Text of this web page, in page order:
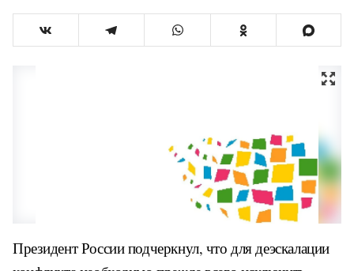
Президент России подчеркнул, что для деэскалации